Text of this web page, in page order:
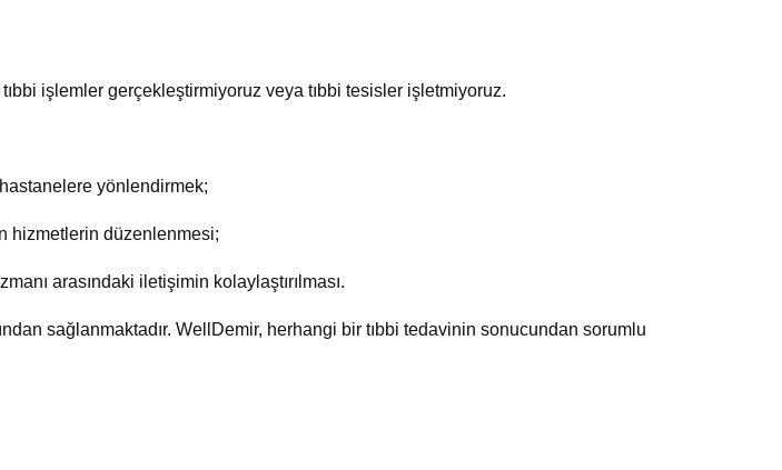
işlemler gerçekleştirmiyoruz veya tıbbi tesisler işletmiyoruz.
yönlendirmek;
hizmetlerin düzenlenmesi;
arasındaki iletişimin kolaylaştırılması.
sağlanmaktadır. WellDemir, herhangi bir tıbbi tedavinin sonucundan sorumlu